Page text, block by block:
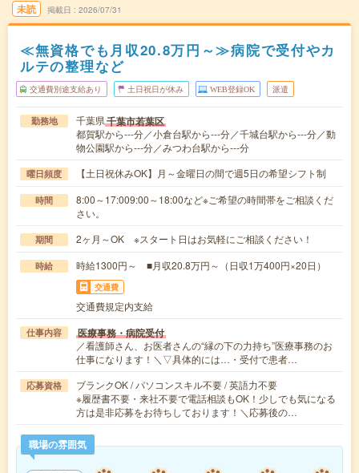
未読 掲載日 2026/07/31
≪無資格でも月収20.8万円～≫病院で受付やカ
ルテの整理など
交通費別途支給あり 土日祝日が休み WEB登録OK 派遣
勤務地 千葉県千葉市若葉区
都賀駅から---分／小倉台駅から---分／千城台駅から---分／動
物公園駅から---分／みつわ台駅から---分
曜日頻度 【土日祝休みOK】月～金曜日の間で週5日の希望シフト制
時間
8:00～17:009:00～18:00など※ご希望の時間帯をご相談くだ
さい。
期間 2ヶ月～OK ※スタート日はお気軽にご相談ください！
時給 時給1300円～ ■月収20.8万円～（日収1万400円×20日）
交通費
交通費規定内支給
仕事内容 医療事務・病院受付
／看護師さん、お医者さんの“縁の下の力持ち”医療事務のお
仕事になります！＼▽具体的には…・受付で患者…
応募資格
ブランクOK / パソコンスキル不要 / 英語力不要
※履歴書不要・来社不要で電話相談もOK！少しでも気になる
方は是非応募をお待ちしております！＼応募後の…
職場の雰囲気